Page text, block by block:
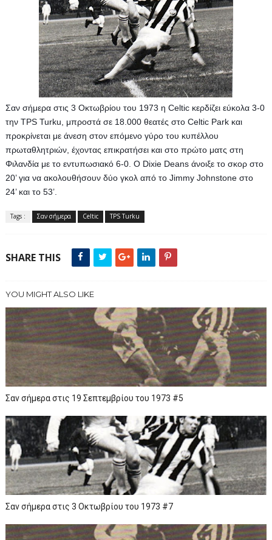
Σαν σήμερα στις 3 Οκτωβρίου του 1973 η Celtic κερδίζει εύκολα 3-0
την TPS Turku, μπροστά σε 18.000 θεατές στο Celtic Park και
προκρίνεται με άνεση στον επόμενο γύρο του κυπέλλου
πρωταθλητριών, έχοντας επικρατήσει και στο πρώτο ματς στη
Φιλανδία με το εντυπωσιακό 6-0. Ο Dixie Deans άνοιξε το σκορ στο
20’ για να ακολουθήσουν δύο γκολ από το Jimmy Johnstone στο
24’ και το 53’.
Tags : Σαν σήμερα Celtic TPS Turku
SHARE THIS
YOU MIGHT ALSO LIKE
Σαν σήμερα στις 19 Σεπτεμβρίου του 1973 #5
Σαν σήμερα στις 3 Οκτωβρίου του 1973 #7